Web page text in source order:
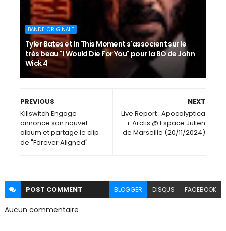
BANDE ORIGINALE
Tyler Bates et In This Moment s'associent sur le
très beau "I Would Die For You" pour la BO de John
Wick 4
NEXT
Live Report : Apocalyptica
+ Arctis @ Espace Julien
de Marseille (20/11/2024)
PREVIOUS
Killswitch Engage
annonce son nouvel
album et partage le clip
de "Forever Aligned"
POST COMMENT BLOGGER DISQUS FACEBOOK
Aucun commentaire